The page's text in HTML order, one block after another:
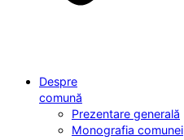
Despre
comună
Prezentare generală
Monografia comunei